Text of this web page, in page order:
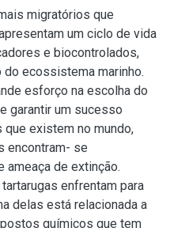
migratórios que
um ciclo de vida
e biocontrolados,
do ecossistema marinho.
esforço na escolha do
garantir um sucesso
existem no mundo,
encontram- se
ameaça de extinção.
enfrentam para
delas está relacionada a
químicos que tem